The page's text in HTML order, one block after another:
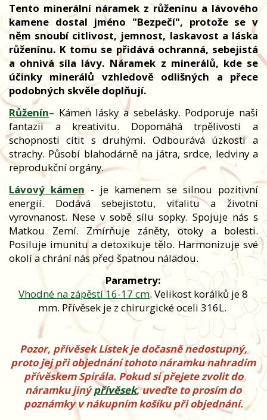
Tento minerální náramek z růženínu a lávového
kamene dostal jméno "Bezpečí", protože se v
něm snoubí citlivost, jemnost, laskavost a láska
růženínu. K tomu se přidává ochranná, sebejistá
a ohnivá síla lávy. Náramek z minerálů, kde se
účinky minerálů vzhledově odlišných a přece
podobných skvěle doplňují.
Růženín– Kámen lásky a sebelásky. Podporuje naši
fantazii a kreativitu. Dopomáhá trpělivosti a
schopnosti cítit s druhými. Odbourává úzkosti a
strachy. Působí blahodárně na játra, srdce, ledviny a
reprodukční orgány.
Lávový kámen - je kamenem se silnou pozitivní
energií. Dodává sebejistotu, vitalitu a životní
vyrovnanost. Nese v sobě sílu sopky. Spojuje nás s
Matkou Zemí. Zmírňuje záněty, otoky a bolesti.
Posiluje imunitu a detoxikuje tělo. Harmonizuje své
okolí a chrání nás před špatnou náladou.
Parametry:
Vhodné na zápěstí 16-17 cm. Velikost korálků je 8
mm. Přívěsek je z chirurgické oceli 316L.
Pozor, přívěsek Lístek je dočasně nedostupný,
proto jej při objednání tohoto náramku nahradím
přívěskem Spirála. Pokud si přejete zvolit do
náramku jinýpřívěsek, uveďte to prosím do
poznámky v nákupním košíku při objednání.